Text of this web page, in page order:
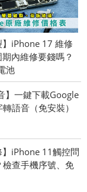
】iPhone 17 維修
內維修要錢嗎？
池
】一鍵下載Google
語音（免安裝）
】iPhone 11觸控問
查手機序號、免